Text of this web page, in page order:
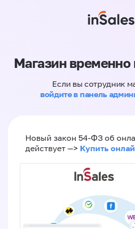
Магазин временно
Если вы сотрудник
войдите в панель
Новый закон 54-ФЗ об
действует —> Купить